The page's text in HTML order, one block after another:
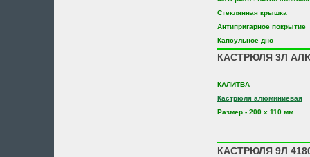
Стеклянная крышка
Антипригарное покрытие
Капсульное дно
КАСТРЮЛЯ 3Л
КАЛИТВА
Кастрюля алюминиевая
Размер - 200 х 110 мм
КАСТРЮЛЯ 9Л